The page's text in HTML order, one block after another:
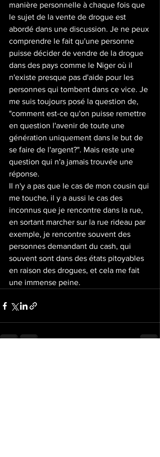
manière personnelle à chaque fois que
le sujet de la vente de drogue est
abordé dans une discussion. Je ne peux
comprendre le fait qu'une personne
puisse décider de vendre de la drogue
dans des pays comme le Niger où il
n'existe presque pas d'aide pour les
personnes qui tombent dans ce vice. Je
me suis toujours posé la question de,
"comment est-ce qu'on puisse remettre
en question l'avenir de toute une
génération uniquement dans le but de
se faire de l'argent?". Mais reste une
question qui n'a jamais trouvée une
réponse.
Il n'y a pas que le cas de mon cousin qui
me touche, il y a aussi le cas des
inconnus que je rencontre dans la rue,
en sortant marcher sur la rue rideau par
exemple, je rencontre souvent des
personnes demandant du cash, qui
souvent sont dans des états pitoyables
en raison des drogues, et cela me fait
une immense peine.